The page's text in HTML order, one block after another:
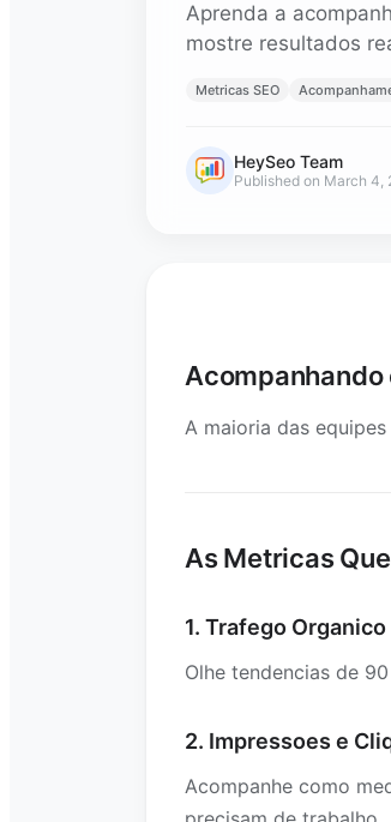
Aprenda a
mostre resultados
Metricas SEO
HeySeo Team
Published on March 4,
Acompanhando
A maioria das
As Metricas
1. Trafego Organico
Olhe tendencias de
2. Impressoes e
Acompanhe como